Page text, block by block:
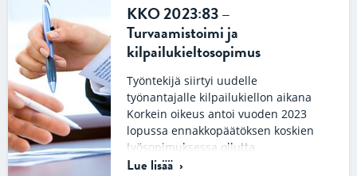
KKO 2023:83 –
Turvaamistoimi ja
kilpailukieltosopimus
Työntekijä siirtyi uudelle
työnantajalle kilpailukiellon aikana
Korkein oikeus antoi vuoden 2023
lopussa ennakkopäätöksen koskien
työsopimuksessa ollutta
kilpailukieltoa ja turvaamistoimea.
Lue lisää